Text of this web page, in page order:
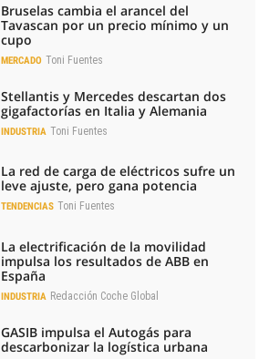
Bruselas cambia el arancel del
Tavascan por un precio mínimo y un
cupo
MERCADO Toni Fuentes
Stellantis y Mercedes descartan dos
gigafactorías en Italia y Alemania
INDUSTRIA Toni Fuentes
La red de carga de eléctricos sufre un
leve ajuste, pero gana potencia
TENDENCIAS Toni Fuentes
La electrificación de la movilidad
impulsa los resultados de ABB en
España
INDUSTRIA Redacción Coche Global
GASIB impulsa el Autogás para
descarbonizar la logística urbana